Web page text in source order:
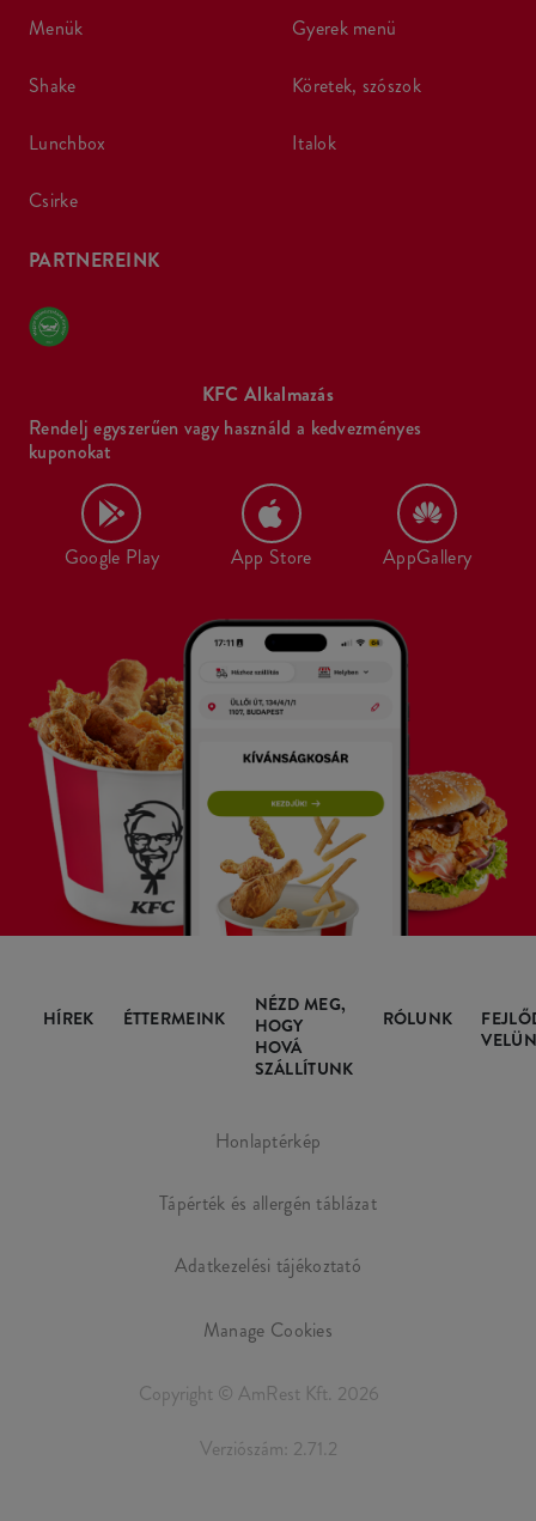
menük
shake
lunchbox
csirke
gyerek menü
köretek, szószok
italok
PARTNEREINK
KFC Alkalmazás
Rendelj egyszerűen vagy használd a kedvezményes
kuponokat
Google Play App Store AppGallery
HÍREK ÉTTERMEINK
NÉZD MEG,
HOGY
HOVÁ
SZÁLLÍTUNK
RÓLUNK
Honlaptérkép
Tápérték és allergén táblázat
Adatkezelési tájékoztató
Manage Cookies
Copyright © AmRest Kft. 2026
Verziószám: 2.71.2